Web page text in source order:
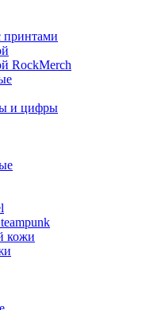
RockMerch
и цифры
кожи